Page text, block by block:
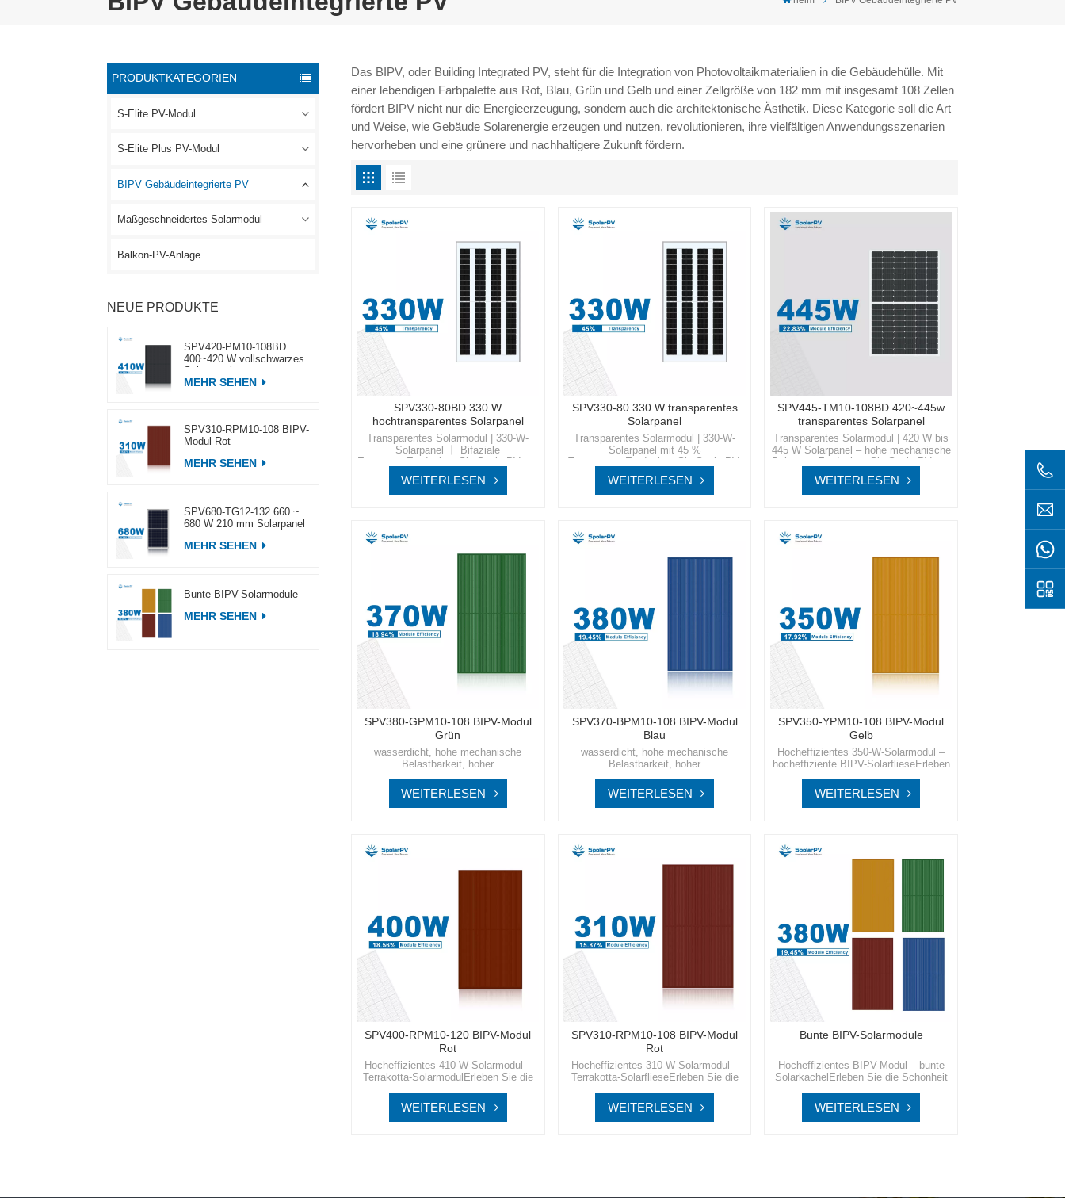
PRODUKTKATEGORIEN
S-Elite PV-Modul
S-Elite Plus PV-Modul
BIPV Gebäudeintegrierte PV
Maßgeschneidertes Solarmodul
Balkon-PV-Anlage
NEUE PRODUKTE
SPV420-PM10-108BD
400~420 W vollschwarzes
MEHR SEHEN
SPV310-RPM10-108 BIPV-
Modul Rot
MEHR SEHEN
SPV680-TG12-132 660 ~
680 W 210 mm Solarpanel
MEHR SEHEN
Bunte BIPV-Solarmodule
MEHR SEHEN
Das BIPV, oder Building Integrated PV, steht für die Integration von Photovoltaikmaterialien in die Gebäudehülle. Mit
einer lebendigen Farbpalette aus Rot, Blau, Grün und Gelb und einer Zellgröße von 182 mm mit insgesamt 108 Zellen
fördert BIPV nicht nur die Energieerzeugung, sondern auch die architektonische Ästhetik. Diese Kategorie soll die Art
und Weise, wie Gebäude Solarenergie erzeugen und nutzen, revolutionieren, ihre vielfältigen Anwendungsszenarien
hervorheben und eine grünere und nachhaltigere Zukunft fördern.
SPV330-80BD 330 W
hochtransparentes Solarpanel
Transparentes Solarmodul | 330-W-
Solarpanel 丨 Bifaziale
Spitzentechnologie auf
umweltfreundliche Innovation trifft und
Ihnen den Zugang zu einer
WEITERLESEN
SPV330-80 330 W transparentes
Solarpanel
Transparentes Solarmodul | 330-W-
Solarpanel mit 45 %
wo Spitzentechnologie auf
umweltfreundliche Innovation trifft und
Ihnen den Zugang zu einer
WEITERLESEN
SPV445-TM10-108BD 420~445w
transparentes Solarpanel
Transparentes Solarmodul | 420 W bis
445 W Solarpanel – hohe mechanische
Spitzentechnologie auf
umweltfreundliche Innovation trifft und
Ihnen den Zugang zu einer
WEITERLESEN
SPV380-GPM10-108 BIPV-Modul
Grün
wasserdicht, hohe mechanische
Belastbarkeit, hoher
nachhaltige Zukunft mit SpolarPV,
Ihrem vertrauenswürdigen Partner für
hochwertige, innovative
WEITERLESEN
SPV370-BPM10-108 BIPV-Modul
Blau
wasserdicht, hohe mechanische
Belastbarkeit, hoher
nachhaltige Zukunft mit SpolarPV,
Ihrem vertrauenswürdigen Partner für
hochwertige, innovative
WEITERLESEN
SPV350-YPM10-108 BIPV-Modul
Gelb
Hocheffizientes 350-W-Solarmodul –
hocheffiziente BIPV-SolarflieseErleben
Solartechnologie mit SpolarPV, wo
Innovation auf Nachhaltigkeit für eine
bessere, grünere Zukunft trifft.
WEITERLESEN
SPV400-RPM10-120 BIPV-Modul
Rot
Hocheffizientes 410-W-Solarmodul –
Terrakotta-SolarmodulErleben Sie die
Terrakotta-Solarfliesen, eines Produkts,
das sich nahtlos in Gebäudefassaden
integriert und nicht nur ein optisch
WEITERLESEN
SPV310-RPM10-108 BIPV-Modul
Rot
Hocheffizientes 310-W-Solarmodul –
Terrakotta-SolarflieseErleben Sie die
Terrakotta-Solarfliesen, eines Produkts,
das sich nahtlos in Gebäudefassaden
integriert und nicht nur ein optisch
WEITERLESEN
Bunte BIPV-Solarmodule
Hocheffizientes BIPV-Modul – bunte
SolarkachelErleben Sie die Schönheit
eines Produkts, das sich nahtlos in
Gebäudefassaden integriert und nicht
nur ein optisch ansprechendes
WEITERLESEN